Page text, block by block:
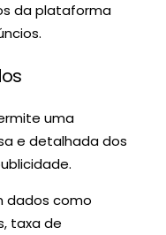
da plataforma
uma
e detalhada dos
dados como
taxa de